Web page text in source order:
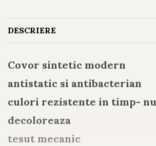
DESCRIERE
Covor sintetic modern
antistatic si antibacterian
culori rezistente in timp-
decoloreaza
tesut mecanic